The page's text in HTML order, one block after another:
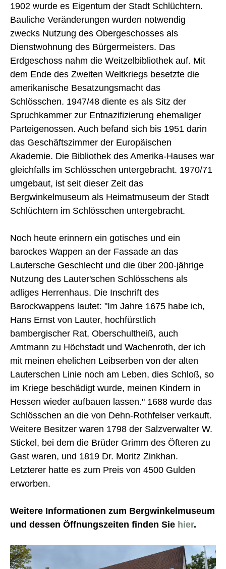
1902 wurde es Eigentum der Stadt Schlüchtern.
Bauliche Veränderungen wurden notwendig
zwecks Nutzung des Obergeschosses als
Dienstwohnung des Bürgermeisters. Das
Erdgeschoss nahm die Weitzelbibliothek auf. Mit
dem Ende des Zweiten Weltkriegs besetzte die
amerikanische Besatzungsmacht das
Schlösschen. 1947/48 diente es als Sitz der
Spruchkammer zur Entnazifizierung ehemaliger
Parteigenossen. Auch befand sich bis 1951 darin
das Geschäftszimmer der Europäischen
Akademie. Die Bibliothek des Amerika-Hauses war
gleichfalls im Schlösschen untergebracht. 1970/71
umgebaut, ist seit dieser Zeit das
Bergwinkelmuseum als Heimatmuseum der Stadt
Schlüchtern im Schlösschen untergebracht.
Noch heute erinnern ein gotisches und ein
barockes Wappen an der Fassade an das
Lautersche Geschlecht und die über 200-jährige
Nutzung des Lauter'schen Schlösschens als
adliges Herrenhaus. Die Inschrift des
Barockwappens lautet: "Im Jahre 1675 habe ich,
Hans Ernst von Lauter, hochfürstlich
bambergischer Rat, Oberschultheiß, auch
Amtmann zu Höchstadt und Wachenroth, der ich
mit meinen ehelichen Leibserben von der alten
Lauterschen Linie noch am Leben, dies Schloß, so
im Kriege beschädigt wurde, meinen Kindern in
Hessen wieder aufbauen lassen." 1688 wurde das
Schlösschen an die von Dehn-Rothfelser verkauft.
Weitere Besitzer waren 1798 der Salzverwalter W.
Stickel, bei dem die Brüder Grimm des Öfteren zu
Gast waren, und 1819 Dr. Moritz Zinkhan.
Letzterer hatte es zum Preis von 4500 Gulden
erworben.
Weitere Informationen zum Bergwinkelmuseum
und dessen Öffnungszeiten finden Sie hier.